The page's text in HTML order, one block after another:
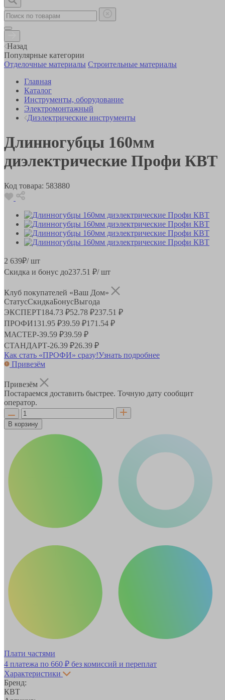
Назад
Популярные категории
Отделочные материалы Строительные материалы
Главная
Каталог
Инструменты, оборудование
Электромонтажный
Диэлектрические инструменты
Длинногубцы 160мм
диэлектрические Профи КВТ
Код товара: 583880
2 639₽/ шт
Скидка и бонус до237.51 ₽/ шт
Клуб покупателей «Ваш Дом»
СтатусСкидкаБонусВыгода
ЭКСПЕРТ184.73 ₽52.78 ₽237.51 ₽
ПРОФИ131.95 ₽39.59 ₽171.54 ₽
МАСТЕР-39.59 ₽39.59 ₽
СТАНДАРТ-26.39 ₽26.39 ₽
Как стать «ПРОФИ» сразу!Узнать подробнее
Привезём
Привезём
Постараемся доставить быстрее. Точную дату сообщит
оператор.
В корзину
Плати частями
4 платежа по 660 ₽ без комиссий и переплат
Характеристики
Бренд:
КВТ